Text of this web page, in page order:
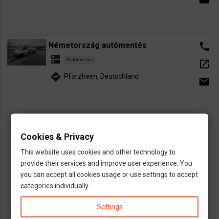
Németország autómentés
dns Autómentés
directions Pforzheim, Deutschland
call
open_in_new
email
Gaggenau
TG Varszegi 1681815632
dns Sofőr
map Gaggenau
euro bis zu 2.650,- €
Cookies & Privacy
This website uses cookies and other technology to
provide their services and improve user experience. You
you can accept all cookies usage or use settings to accept
categories individually.
Settings